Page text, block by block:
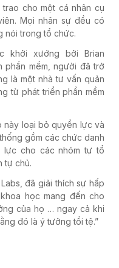
cho một cá nhân cụ
Mọi nhân sự đều có
nói trong tổ chức.
khởi xướng bởi Brian
phần mềm, người đã trở
là một nhà tư vấn quản
từ phát triển phần mềm
này loại bỏ quyền lực và
gồm các chức danh
lực cho các nhóm tự tổ
tự chủ.
đã giải thích sự hấp
học mang đến cho
của họ … ngay cả khi
đó là ý tưởng tồi tệ.”